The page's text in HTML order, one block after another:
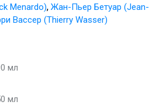
Menardo), Жан-Пьер Бетуар (Jean-
Вассер (Thierry Wasser)
мл
мл